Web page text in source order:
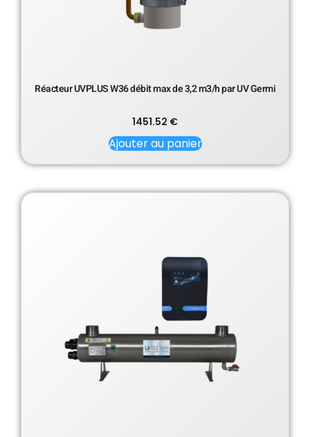
Réacteur UVPLUS W36 débit max de 3,2 m3/h par UV Germi
1451.52 €
Ajouter au panier